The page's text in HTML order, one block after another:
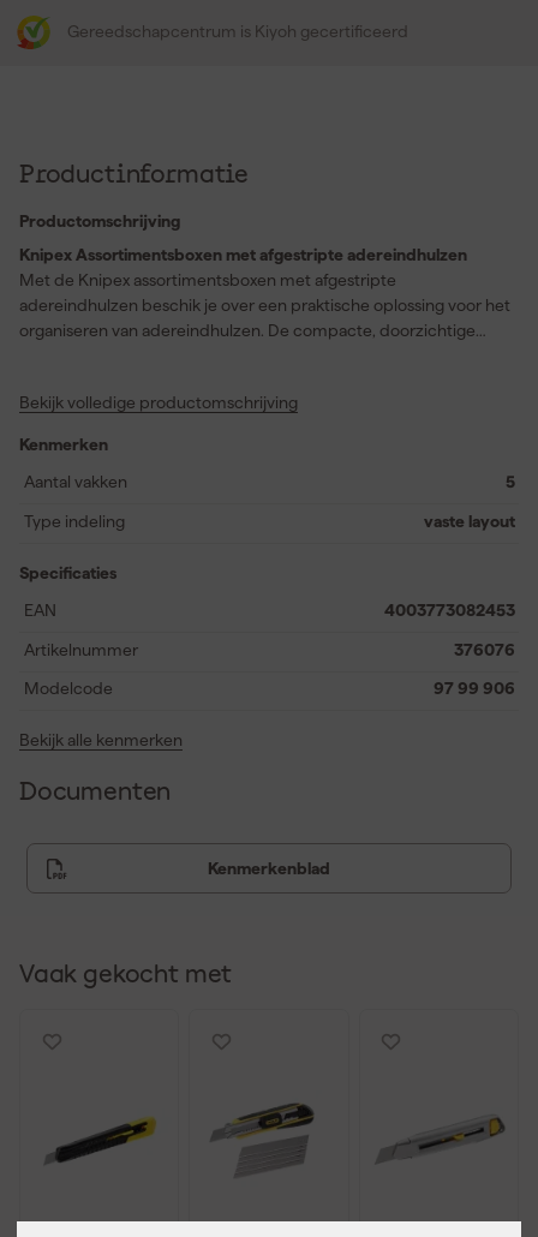
Gereedschapcentrum is Kiyoh gecertificeerd
Productinformatie
Productomschrijving
Knipex Assortimentsboxen met afgestripte adereindhulzen
Met de Knipex assortimentsboxen met afgestripte
adereindhulzen beschik je over een praktische oplossing voor het
organiseren van adereindhulzen. De compacte, doorzichtige
eenvoudig de benodigde adereindhulzen uit de box, zonder dat
en opnieuw afgesloten worden, wat hem bijzonder handig maakt
voor opslag en transport. De assortimentsbox bevat
altijd de juiste maat eenvoudig kunt vinden. Met een formaat van
organizer makkelijk mee naar elke klus.
Bekijk volledige productomschrijving
Kenmerken
Aantal vakken
5
Type indeling vaste layout
Specificaties
EAN
4003773082453
Artikelnummer 376076
Modelcode 97 99 906
Bekijk alle kenmerken
Documenten
Kenmerkenblad
Vaak gekocht met